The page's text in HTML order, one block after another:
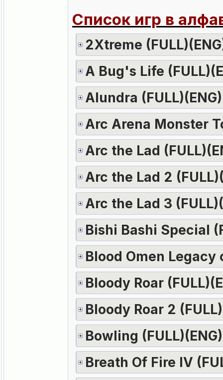
Список игр в
2Xtreme
A Bug's Life
Alundra (FULL)(ENG)
Arc Arena Monster
Arc the Lad
Arc the Lad 2
Arc the Lad 3
Bishi Bashi Special
Blood Omen Legacy
Bloody Roar
Bloody Roar 2
Bowling (FULL)(ENG)
Breath Of Fire IV